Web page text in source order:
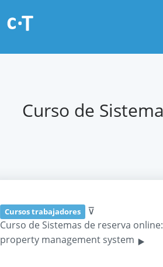
Curso de
Cursos trabajadores ⊽
Curso de Sistemas de reserva online:
property management system ‣